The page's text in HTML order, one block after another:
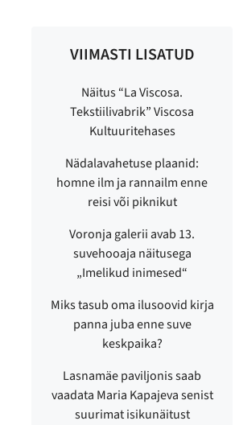
VIIMASTI LISATUD
Näitus “La Viscosa.
Tekstiilivabrik” Viscosa
Kultuuritehases
Nädalavahetuse plaanid:
homne ilm ja rannailm enne
reisi või piknikut
Voronja galerii avab 13.
suvehooaja näitusega
„Imelikud inimesed“
Miks tasub oma ilusoovid kirja
panna juba enne suve
keskpaika?
Lasnamäe paviljonis saab
vaadata Maria Kapajeva senist
suurimat isikunäitust